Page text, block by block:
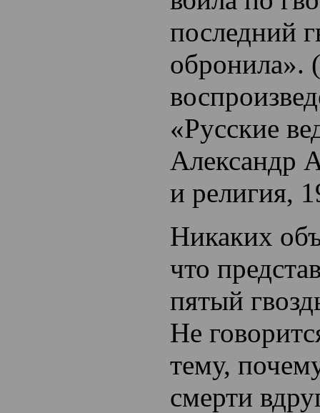
последний
обронила».
«Русские
Александр
и религия,
Никаких
что
пятый
Не
тему,
смерти